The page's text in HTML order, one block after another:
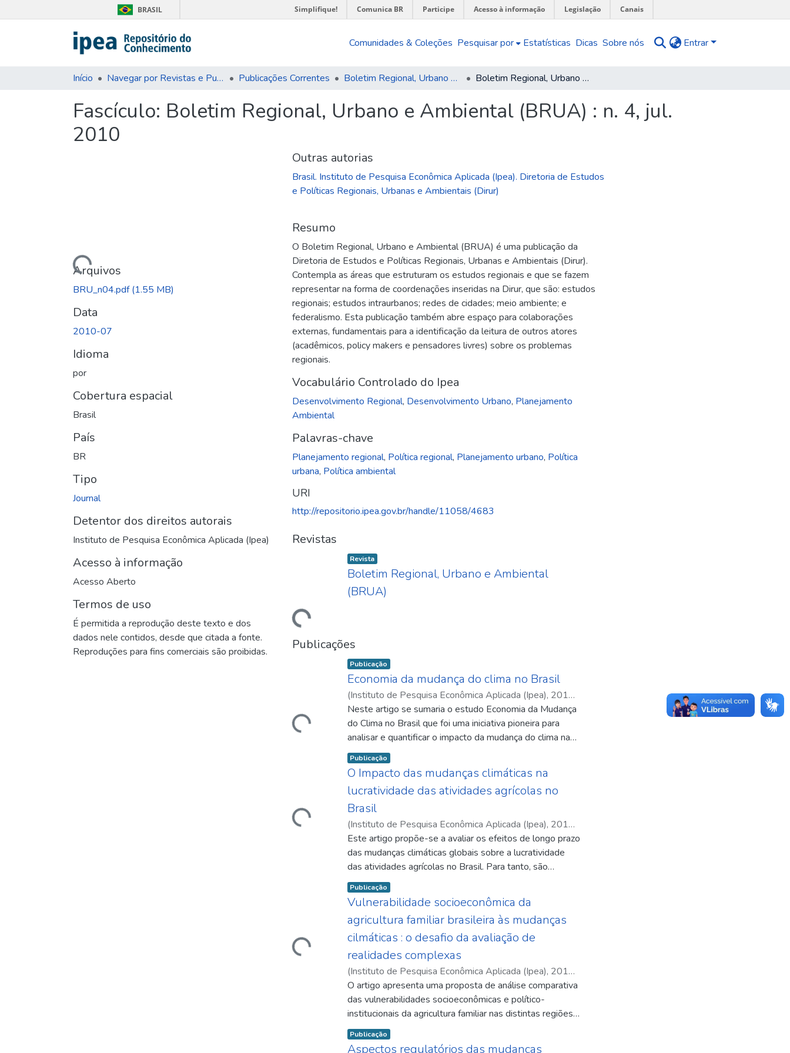
BRASIL Simplifique! Comunica BR Participe Acesso à informação Legislação Canais
Comunidades & Coleções Pesquisar por Estatísticas Dicas Sobre nós Entrar
Início Navegar por Revistas e Publicações Seriadas Publicações Correntes Boletim Regional, Urbano e Ambiental (BRUA) Boletim Regional, Urbano e Ambiental (BRUA) : n. 4, jul. 2010
Fascículo: Boletim Regional, Urbano e Ambiental (BRUA) : n. 4, jul.
2010
Carregando...
Arquivos
BRU_n04.pdf(1.55 MB)
Data
2010-07
Idioma
por
Cobertura espacial
Brasil
País
BR
Tipo
Journal
Detentor dos direitos autorais
Instituto de Pesquisa Econômica Aplicada (Ipea)
Acesso à informação
Acesso Aberto
Termos de uso
É permitida a reprodução deste texto e dos
dados nele contidos, desde que citada a fonte.
Reproduções para fins comerciais são proibidas.
Outras autorias
Brasil. Instituto de Pesquisa Econômica Aplicada (Ipea). Diretoria de Estudos
e Políticas Regionais, Urbanas e Ambientais (Dirur)
Resumo
O Boletim Regional, Urbano e Ambiental (BRUA) é uma publicação da
Diretoria de Estudos e Políticas Regionais, Urbanas e Ambientais (Dirur).
Contempla as áreas que estruturam os estudos regionais e que se fazem
representar na forma de coordenações inseridas na Dirur, que são: estudos
regionais; estudos intraurbanos; redes de cidades; meio ambiente; e
federalismo. Esta publicação também abre espaço para colaborações
externas, fundamentais para a identificação da leitura de outros atores
(acadêmicos, policy makers e pensadores livres) sobre os problemas
regionais.
Vocabulário Controlado do Ipea
Desenvolvimento Regional, Desenvolvimento Urbano, Planejamento
Ambiental
Palavras-chave
Planejamento regional, Política regional, Planejamento urbano, Política
urbana, Política ambiental
URI
http://repositorio.ipea.gov.br/handle/11058/4683
Revistas
Carregando...
Item type:
Revista ,
Boletim Regional, Urbano e Ambiental
(BRUA)
Publicações
Carregando...
Item type:
Publicação ,
Economia da mudança do clima no Brasil
(Instituto de Pesquisa Econômica Aplicada (Ipea), 2011-
07)Margulis, Sérgio;Dubeux, Carolina Burle Schmidt
Neste artigo se sumaria o estudo Economia da Mudança
do Clima no Brasil que foi uma iniciativa pioneira para
analisar e quantificar o impacto da mudança do clima na
agenda de desenvolvimento do país, algumas medidas
de adaptação e, ainda, as possibilidades de mitigação
custo-efetivas.
Carregando...
Item type:
Publicação ,
O Impacto das mudanças climáticas na
lucratividade das atividades agrícolas no
Brasil
(Instituto de Pesquisa Econômica Aplicada (Ipea), 2010-
07)Feres, José Gustavo ;Reis, Eustáquio José;Speranza,
Juliana
Este artigo propõe-se a avaliar os efeitos de longo prazo
das mudanças climáticas globais sobre a lucratividade
das atividades agrícolas no Brasil. Para tanto, são
apresentadas simulações baseadas nas projeções dos
modelos climatológicos utilizados no Terceiro Relatório
de Avaliação do Painel Intergovernamental de Mudanças
Climáticas.
Carregando...
Item type:
Publicação ,
Vulnerabilidade socioeconômica da
agricultura familiar brasileira às mudanças
cilmáticas : o desafio da avaliação de
realidades complexas
(Instituto de Pesquisa Econômica Aplicada (Ipea), 2010-
07)Lindoso, Diego ;Debortoli, Nathan;Parente, Izabel;
Eiró, Flávio;Rocha, Juliana Dalboni;Rodrigues Filho,
Saulo;Bursztyn, Marcel
O artigo apresenta uma proposta de análise comparativa
das vulnerabilidades socioeconômicas e político-
institucionais da agricultura familiar nas distintas regiões
brasileiras. Apesar de um sistema de avaliação da
vulnerabilidade não ser proposto, o artigo desenvolve as
Item type:
Publicação ,
Aspectos regulatórios das mudanças